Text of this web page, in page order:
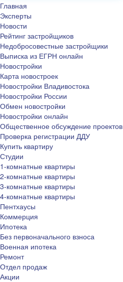
Главная
Эксперты
Новости
Рейтинг застройщиков
Недобросовестные застройщики
Выписка из ЕГРН онлайн
Новостройки
Карта новостроек
Новостройки Владивостока
Новостройки России
Обмен новостройки
Новостройки онлайн
Общественное обсуждение проектов
Проверка регистрации ДДУ
Купить квартиру
Студии
1-комнатные квартиры
2-комнатные квартиры
3-комнатные квартиры
4-комнатные квартиры
Пентхаусы
Коммерция
Ипотека
Без первоначального взноса
Военная ипотека
Ремонт
Отдел продаж
Акции